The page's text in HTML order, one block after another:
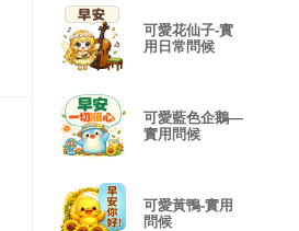
可愛花仙子-實
用日常問候
可愛藍色企鵝—
實用問候
可愛黃鴨-實用
問候